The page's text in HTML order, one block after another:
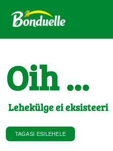
Oih ...
Lehekülge ei eksisteeri
TAGASI ESILEHELE